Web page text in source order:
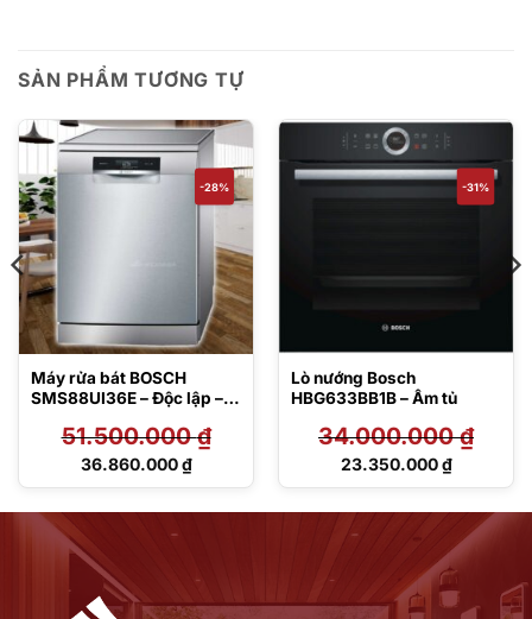
SẢN PHẨM TƯƠNG TỰ
-28%
Máy rửa bát BOSCH
SMS88UI36E – Độc lập –
51.500.000₫
Giá
36.860.000₫
Giá
-31%
Lò nướng Bosch
HBG633BB1B – Âm tủ
34.000.000₫
Giá
34.000.000 ₫.
23.350.000₫
Giá
23.350.000 ₫.